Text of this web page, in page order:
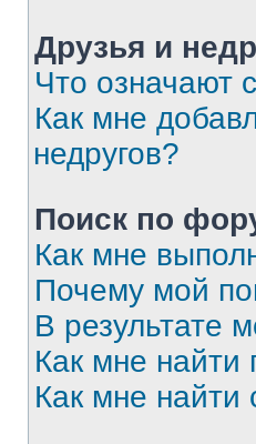
Друзья и
Что означают
Как мне
недругов?
Поиск по
Как мне
Почему мой
В результате
Как мне найти
Как мне